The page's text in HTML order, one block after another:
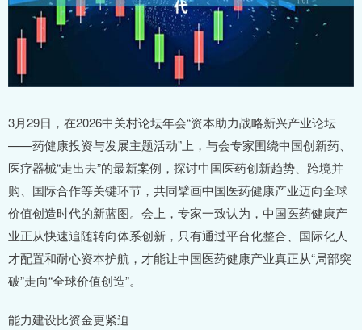
3月29日，在2026中关村论坛年会“资本助力战略新兴产业论坛
——药健康投资与发展主题活动”上，与会专家围绕中国创新药、
医疗器械“走出去”的最新案例，探讨中国医药创新趋势、跨境并
购、国际合作等关键环节，共同擘画中国医药健康产业迈向全球
价值创造时代的新蓝图。会上，专家一致认为，中国医药健康产
业正从快速追随转向体系创新，只有通过平台化整合、国际化人
才配置和耐心资本护航，才能让中国医药健康产业真正从“局部突
破”走向“全球价值创造”。
能力建设比资金更紧迫